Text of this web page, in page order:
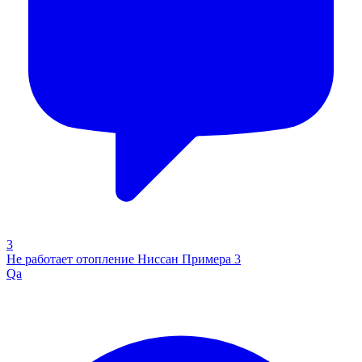
3
Не работает отопление Ниссан Примера 3
Qa